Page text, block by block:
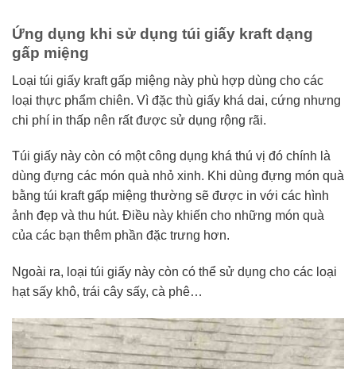
Ứng dụng khi sử dụng túi giấy kraft dạng
gấp miệng
Loại túi giấy kraft gấp miệng này phù hợp dùng cho các
loại thực phẩm chiên. Vì đặc thù giấy khá dai, cứng nhưng
chi phí in thấp nên rất được sử dụng rộng rãi.
Túi giấy này còn có một công dụng khá thú vị đó chính là
dùng đựng các món quà nhỏ xinh. Khi dùng đựng món quà
bằng túi kraft gấp miệng thường sẽ được in với các hình
ảnh đẹp và thu hút. Điều này khiến cho những món quà
của các bạn thêm phần đặc trưng hơn.
Ngoài ra, loại túi giấy này còn có thể sử dụng cho các loại
hạt sấy khô, trái cây sấy, cà phê…